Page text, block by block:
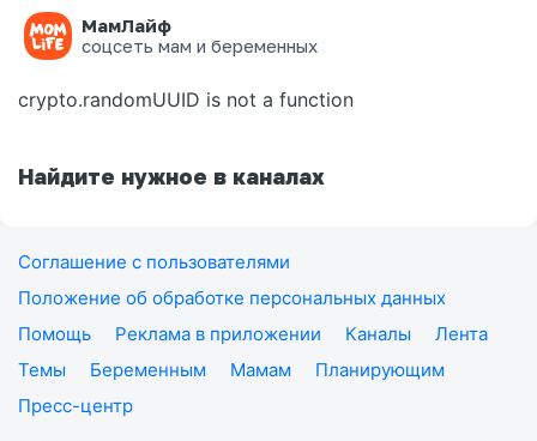
МамЛайф
соцсеть мам и беременных
Ошибка на странице
crypto.randomUUID is not a function
Найдите нужное в каналах
Соглашение с пользователями
Положение об обработке персональных данных
Помощь
Реклама в приложении Каналы
Лента
Темы
Беременным Мамам
Планирующим
Пресс-центр